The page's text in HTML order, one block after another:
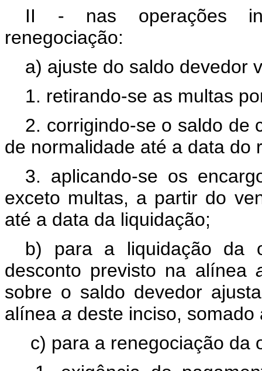
II - nas operações
renegociação:
a) ajuste do saldo devedor
1. retirando-se as multas
2. corrigindo-se o saldo de
de normalidade até a data do
3. aplicando-se os
exceto multas, a partir do
até a data da liquidação;
b) para a liquidação da
desconto previsto na alínea
sobre o saldo devedor
alínea a deste inciso,
c) para a renegociação da